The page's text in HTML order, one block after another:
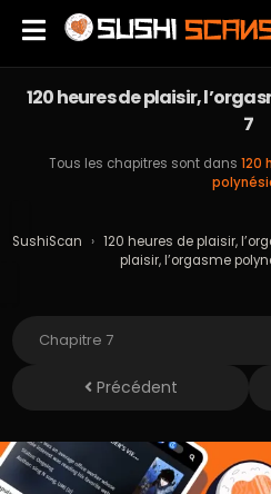
120 heures de plaisir,
7
Tous les chapitres sont dans 120
SushiScan › 120 heures de plaisir,
plaisir, l’orgasme
Précédent